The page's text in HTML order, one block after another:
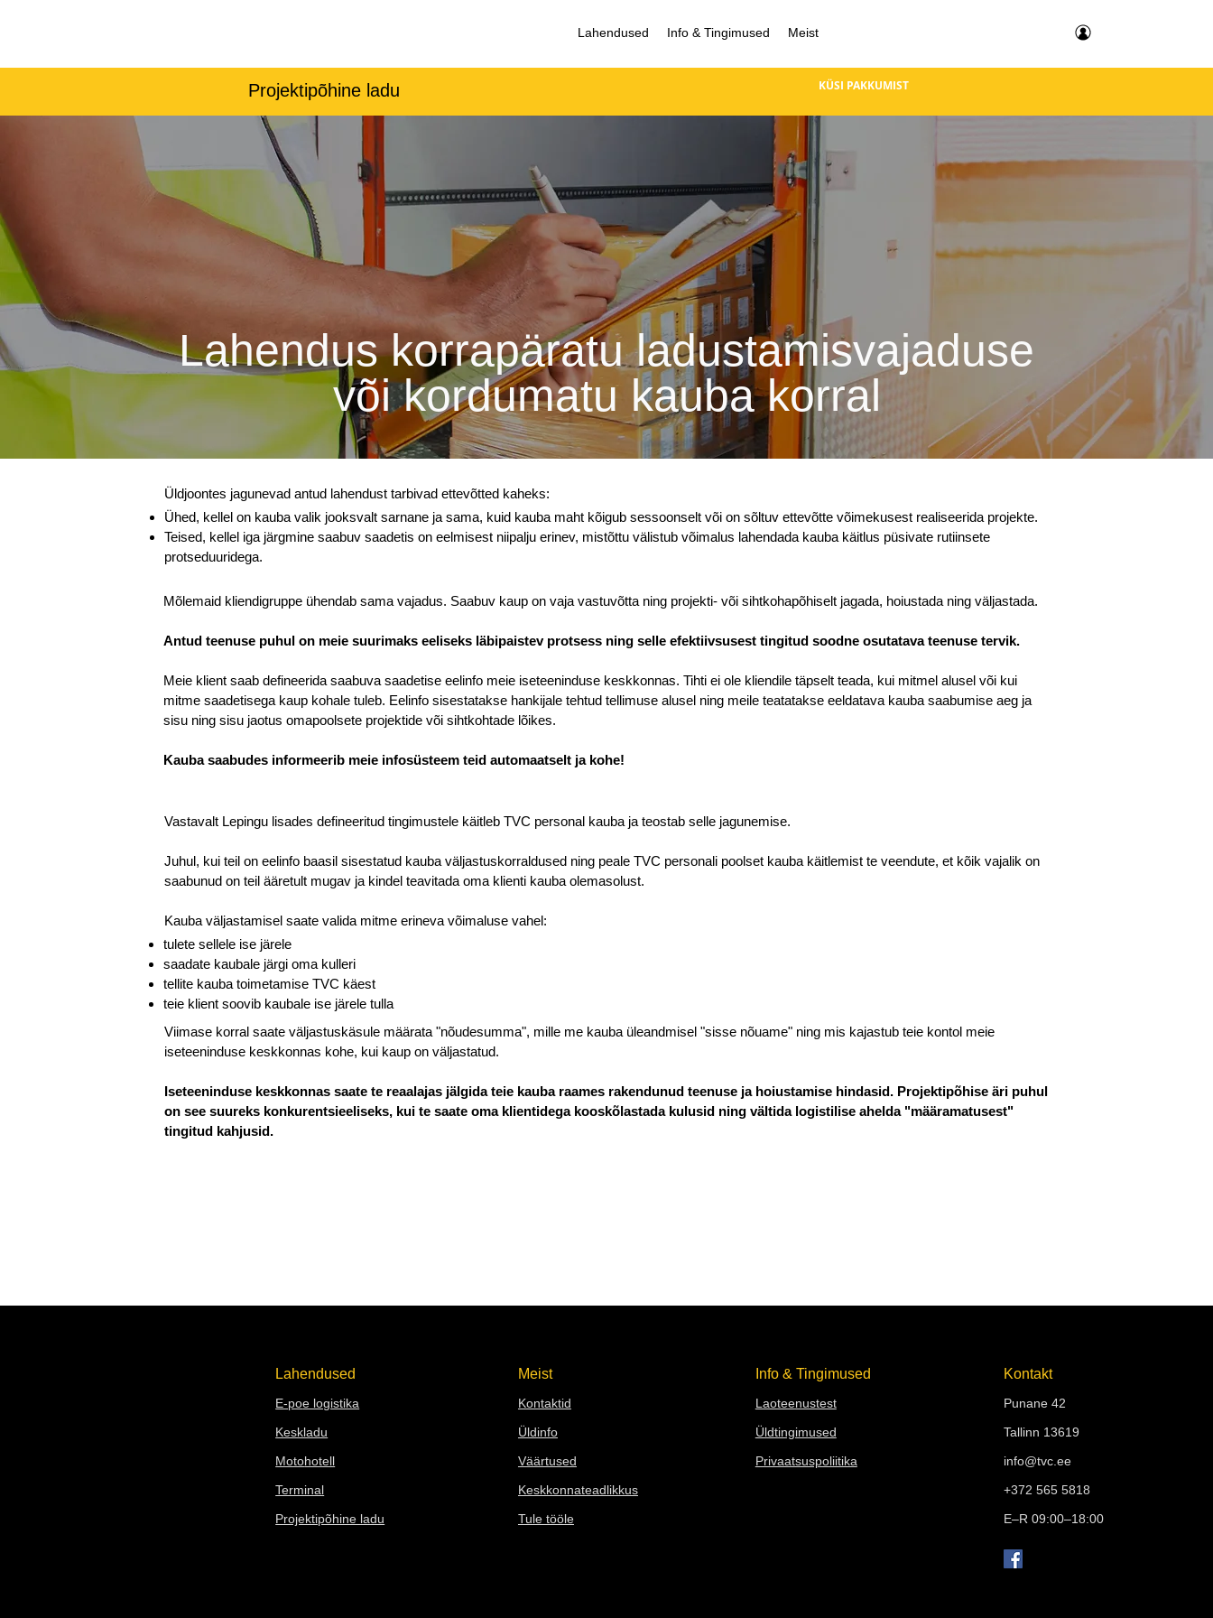
Lahendused Info & Tingimused Meist
KÜSI PAKKUMIST
Projektipõhine ladu
Lahendus korrapäratu ladustamisvajaduse
või kordumatu kauba korral
Üldjoontes jagunevad antud lahendust tarbivad ettevõtted kaheks:
Ühed, kellel on kauba valik jooksvalt sarnane ja sama, kuid kauba maht kõigub sessoonselt või on sõltuv ettevõtte võimekusest realiseerida projekte.
Teised, kellel iga järgmine saabuv saadetis on eelmisest niipalju erinev, mistõttu välistub võimalus lahendada kauba käitlus püsivate rutiinsete
protseduuridega.
Mõlemaid kliendigruppe ühendab sama vajadus. Saabuv kaup on vaja vastuvõtta ning projekti- või sihtkohapõhiselt jagada, hoiustada ning väljastada.
Antud teenuse puhul on meie suurimaks eeliseks läbipaistev protsess ning selle efektiivsusest tingitud soodne osutatava teenuse tervik.
Meie klient saab defineerida saabuva saadetise eelinfo meie iseteeninduse keskkonnas. Tihti ei ole kliendile täpselt teada, kui mitmel alusel või kui
mitme saadetisega kaup kohale tuleb. Eelinfo sisestatakse hankijale tehtud tellimuse alusel ning meile teatatakse eeldatava kauba saabumise aeg ja
sisu ning sisu jaotus omapoolsete projektide või sihtkohtade lõikes.
Kauba saabudes informeerib meie infosüsteem teid automaatselt ja kohe!
Vastavalt Lepingu lisades defineeritud tingimustele käitleb TVC personal kauba ja teostab selle jagunemise.
Juhul, kui teil on eelinfo baasil sisestatud kauba väljastuskorraldused ning peale TVC personali poolset kauba käitlemist te veendute, et kõik vajalik on
saabunud on teil ääretult mugav ja kindel teavitada oma klienti kauba olemasolust.
Kauba väljastamisel saate valida mitme erineva võimaluse vahel:
tulete sellele ise järele
saadate kaubale järgi oma kulleri
tellite kauba toimetamise TVC käest
teie klient soovib kaubale ise järele tulla
Viimase korral saate väljastuskäsule määrata "nõudesumma", mille me kauba üleandmisel "sisse nõuame" ning mis kajastub teie kontol meie
iseteeninduse keskkonnas kohe, kui kaup on väljastatud.
Iseteeninduse keskkonnas saate te reaalajas jälgida teie kauba raames rakendunud teenuse ja hoiustamise hindasid. Projektipõhise äri puhul
on see suureks konkurentsieeliseks, kui te saate oma klientidega kooskõlastada kulusid ning vältida logistilise ahelda "määramatusest"
tingitud kahjusid.
Lahendused
E-poe logistika
Keskladu
Motohotell
Terminal
Projektipõhine ladu
Meist
Kontaktid
Üldinfo
Väärtused
Keskkonnateadlikkus
Tule tööle
Info & Tingimused
Laoteenustest
Üldtingimused
Privaatsuspoliitika
Kontakt
Punane 42
Tallinn 13619
info@tvc.ee
+372 565 5818
E–R 09:00–18:00